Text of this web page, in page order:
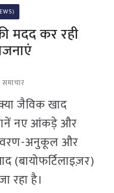
मदद कर रही
जैविक खाद
नए आंकड़े और
अनुकूल और
(बायोफर्टिलाइज़र)
रहा है।